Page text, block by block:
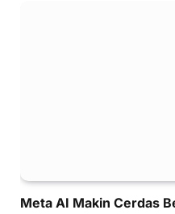
Meta AI Makin Cerdas